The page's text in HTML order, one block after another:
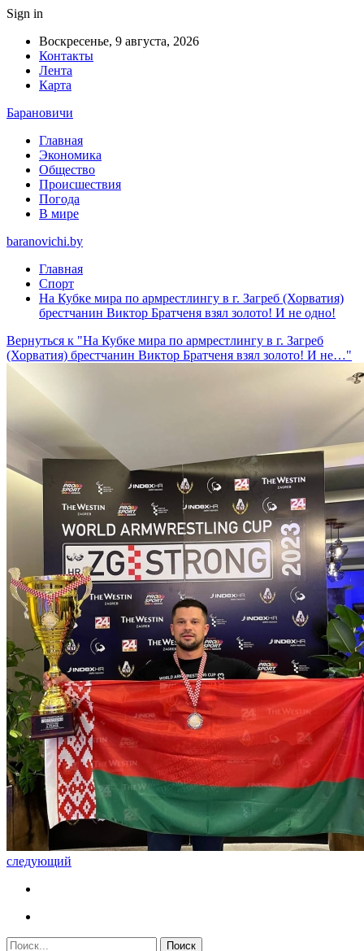
Sign in
Воскресенье, 9 августа, 2026
Контакты
Лента
Карта
Барановичи
Главная
Экономика
Общество
Происшествия
Погода
В мире
baranovichi.by
Главная
Спорт
На Кубке мира по армрестлингу в г. Загреб (Хорватия)
брестчанин Виктор Братченя взял золото! И не одно!
Вернуться к "На Кубке мира по армрестлингу в г. Загреб
(Хорватия) брестчанин Виктор Братченя взял золото! И не…"
следующий